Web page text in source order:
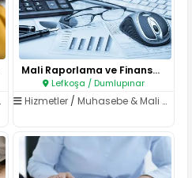
Mali Raporlama ve Finansal Ana..
Lefkoşa / Dumlupınar
Hizmetler /Muhasebe & Mali Müşavirlik